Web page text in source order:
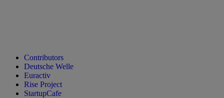
Contributors
Deutsche Welle
Euractiv
Rise Project
StartupCafe